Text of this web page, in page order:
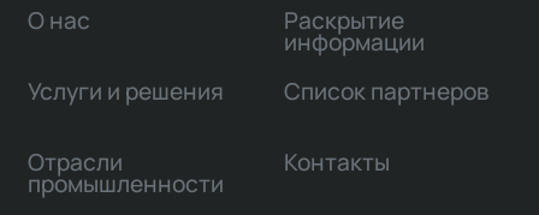
О нас
Услуги и решения
Отрасли
промышленности
Раскрытие
информации
Список партнеров
Контакты